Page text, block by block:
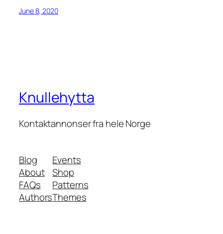
June 8, 2020
Knullehytta
Kontaktannonser fra hele Norge
Blog
About
FAQs
Authors
Events
Shop
Patterns
Themes